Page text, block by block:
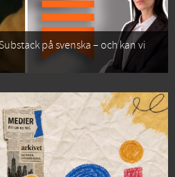
på svenska – och kan vi